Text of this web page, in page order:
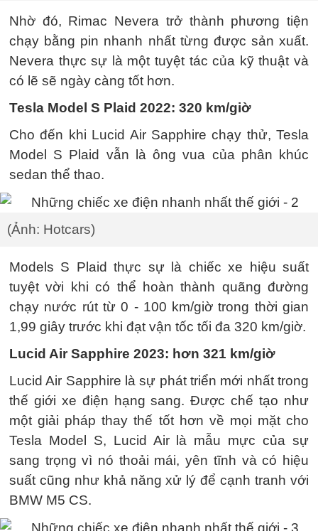
Nhờ đó, Rimac Nevera trở thành phương tiện
chạy bằng pin nhanh nhất từng được sản xuất.
Nevera thực sự là một tuyệt tác của kỹ thuật và
có lẽ sẽ ngày càng tốt hơn.
Tesla Model S Plaid 2022: 320 km/giờ
Cho đến khi Lucid Air Sapphire chạy thử, Tesla
Model S Plaid vẫn là ông vua của phân khúc
sedan thể thao.
(Ảnh: Hotcars)
Models S Plaid thực sự là chiếc xe hiệu suất
tuyệt vời khi có thể hoàn thành quãng đường
chạy nước rút từ 0 - 100 km/giờ trong thời gian
1,99 giây trước khi đạt vận tốc tối đa 320 km/giờ.
Lucid Air Sapphire 2023: hơn 321 km/giờ
Lucid Air Sapphire là sự phát triển mới nhất trong
thế giới xe điện hạng sang. Được chế tạo như
một giải pháp thay thế tốt hơn về mọi mặt cho
Tesla Model S, Lucid Air là mẫu mực của sự
sang trọng vì nó thoải mái, yên tĩnh và có hiệu
suất cũng như khả năng xử lý để cạnh tranh với
BMW M5 CS.